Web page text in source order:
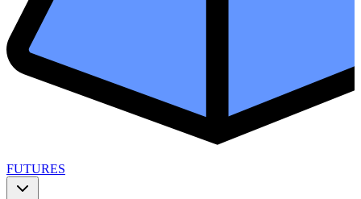
FUTURES